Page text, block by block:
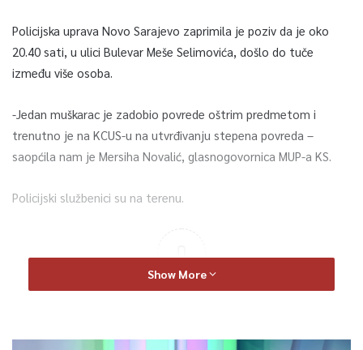
Policijska uprava Novo Sarajevo zaprimila je poziv da je oko
20.40 sati, u ulici Bulevar Meše Selimovića, došlo do tuče
između više osoba.
-Jedan muškarac je zadobio povrede oštrim predmetom i
trenutno je na KCUS-u na utvrđivanju stepena povreda –
saopćila nam je Mersiha Novalić, glasnogovornica MUP-a KS.
Policijski službenici su na terenu.
0
Article Rating
Show More